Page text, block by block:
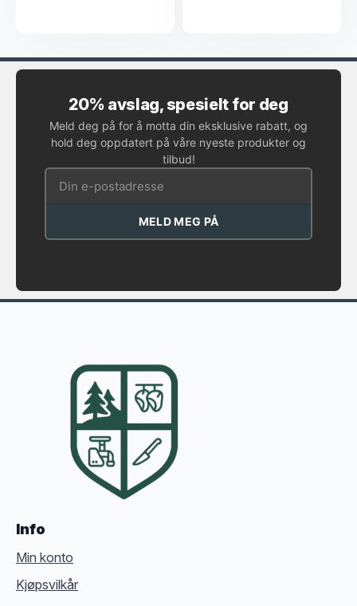
20% avslag, spesielt for deg
Meld deg på for å motta din eksklusive rabatt, og
hold deg oppdatert på våre nyeste produkter og
tilbud!
MELD MEG PÅ
Info
Min konto
Kjøpsvilkår